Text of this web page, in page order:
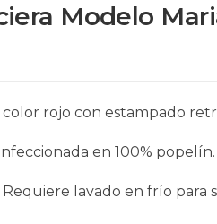
Modelo
color rojo con estampado
en 100% popelín.
Requiere lavado en frío para